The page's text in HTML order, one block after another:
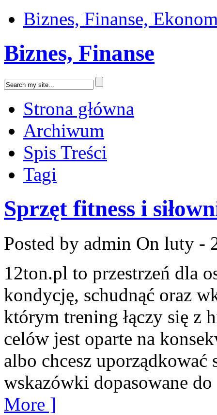
Biznes, Finanse,
Biznes, Finanse
Strona główna
Archiwum
Spis Treści
Tagi
Sprzęt fitness i
Posted by admin On luty -
12ton.pl to przestrzeń dla
kondycję, schudnąć oraz
którym trening łączy się z
celów jest oparte na
albo chcesz
wskazówki dopasowane
More ]